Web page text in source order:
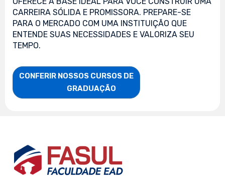
CARREIRA SÓLIDA E PROMISSORA. PREPARE-SE
PARA O MERCADO COM UMA INSTITUIÇÃO QUE
ENTENDE SUAS NECESSIDADES E VALORIZA SEU
TEMPO.
CONFERIR NOSSOS CURSOS DE
                    GRADUAÇÃO